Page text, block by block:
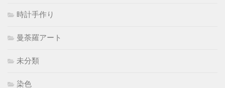
時計手作り
曼荼羅アート
未分類
染色